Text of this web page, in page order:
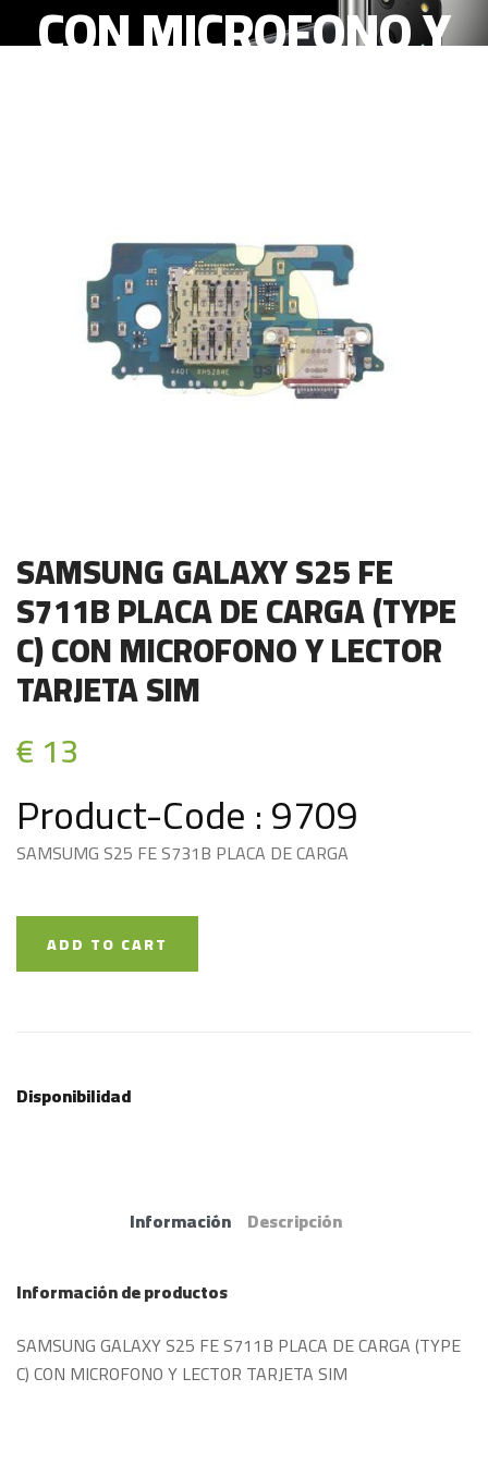
CON MICROFONO Y
SAMSUNG GALAXY S25 FE
S711B PLACA DE CARGA (TYPE
C) CON MICROFONO Y LECTOR
TARJETA SIM
€ 13
Product-Code : 9709
SAMSUMG S25 FE S731B PLACA DE CARGA
ADD TO CART
Disponibilidad
Información Descripción
Información de productos
SAMSUNG GALAXY S25 FE S711B PLACA DE CARGA (TYPE
C) CON MICROFONO Y LECTOR TARJETA SIM